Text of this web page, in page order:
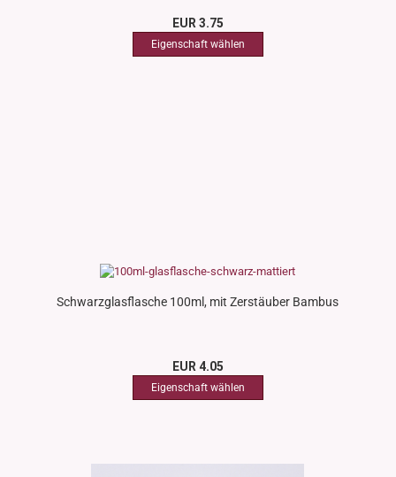
EUR 3.75
Schwarzglasflasche 100ml, mit Zerstäuber Bambus
EUR 4.05